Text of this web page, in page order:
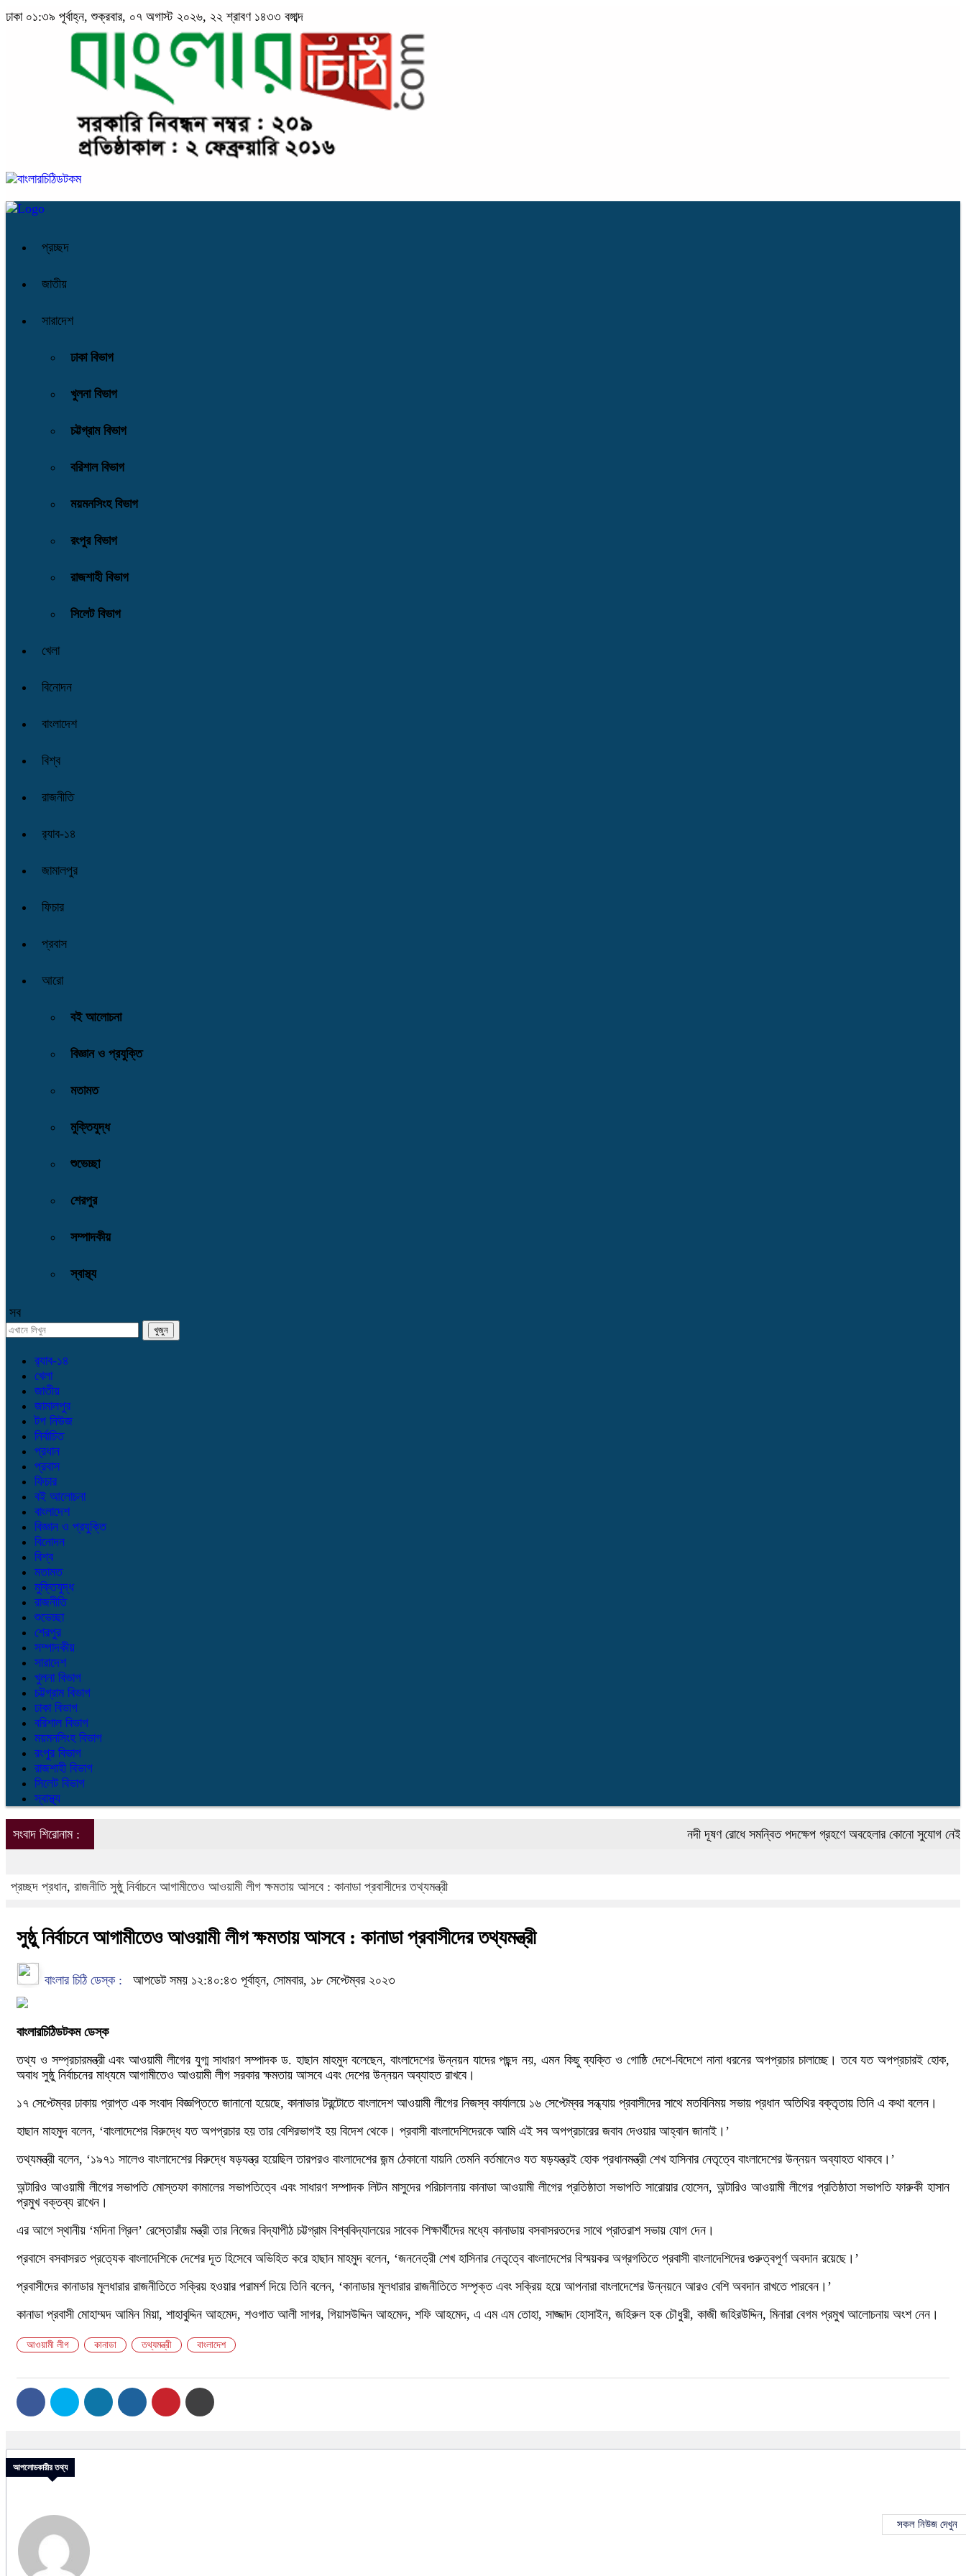
ঢাকা ০১:৩৯ পূর্বাহ্ন, শুক্রবার, ০৭ অগাস্ট ২০২৬, ২২ শ্রাবণ ১৪৩৩ বঙ্গাব্দ
প্রচ্ছদ
জাতীয়
সারাদেশ
ঢাকা বিভাগ
খুলনা বিভাগ
চট্টগ্রাম বিভাগ
বরিশাল বিভাগ
ময়মনসিংহ বিভাগ
রংপুর বিভাগ
রাজশাহী বিভাগ
সিলেট বিভাগ
খেলা
বিনোদন
বাংলাদেশ
বিশ্ব
রাজনীতি
র‌্যাব-১৪
জামালপুর
ফিচার
প্রবাস
আরো
বই আলোচনা
বিজ্ঞান ও প্রযুক্তি
মতামত
মুক্তিযুদ্ধ
শুভেচ্ছা
শেরপুর
সম্পাদকীয়
স্বাস্থ্য
সব
র‌্যাব-১৪
খেলা
জাতীয়
জামালপুর
টপ নিউজ
নির্বাচিত
প্রধান
প্রবাস
ফিচার
বই আলোচনা
বাংলাদেশ
বিজ্ঞান ও প্রযুক্তি
বিনোদন
বিশ্ব
মতামত
মুক্তিযুদ্ধ
রাজনীতি
শুভেচ্ছা
শেরপুর
সম্পাদকীয়
সারাদেশ
খুলনা বিভাগ
চট্টগ্রাম বিভাগ
ঢাকা বিভাগ
বরিশাল বিভাগ
ময়মনসিংহ বিভাগ
রংপুর বিভাগ
রাজশাহী বিভাগ
সিলেট বিভাগ
স্বাস্থ্য
সংবাদ শিরোনাম : নদী দূষণ রোধে সমন্বিত পদক্ষেপ গ্রহণে অবহেলার কোনো সুযোগ নেই :
প্রচ্ছদ প্রধান, রাজনীতি সুষ্ঠু নির্বাচনে আগামীতেও আওয়ামী লীগ ক্ষমতায় আসবে : কানাডা প্রবাসীদের তথ্যমন্ত্রী
সুষ্ঠু নির্বাচনে আগামীতেও আওয়ামী লীগ ক্ষমতায় আসবে : কানাডা প্রবাসীদের তথ্যমন্ত্রী
বাংলার চিঠি ডেস্ক : আপডেট সময় ১২:৪০:৪৩ পূর্বাহ্ন, সোমবার, ১৮ সেপ্টেম্বর ২০২৩
বাংলারচিঠিডটকম ডেস্ক
তথ্য ও সম্প্রচারমন্ত্রী এবং আওয়ামী লীগের যুগ্ম সাধারণ সম্পাদক ড. হাছান মাহমুদ বলেছেন, বাংলাদেশের উন্নয়ন যাদের পছন্দ নয়, এমন কিছু ব্যক্তি ও গোষ্ঠি দেশে-বিদেশে নানা ধরনের অপপ্রচার চালাচ্ছে। তবে যত অপপ্রচারই হোক,
অবাধ সুষ্ঠু নির্বাচনের মাধ্যমে আগামীতেও আওয়ামী লীগ সরকার ক্ষমতায় আসবে এবং দেশের উন্নয়ন অব্যাহত রাখবে।
১৭ সেপ্টেম্বর ঢাকায় প্রাপ্ত এক সংবাদ বিজ্ঞপ্তিতে জানানো হয়েছে, কানাডার টরন্টোতে বাংলাদেশ আওয়ামী লীগের নিজস্ব কার্যালয়ে ১৬ সেপ্টেম্বর সন্ধ্যায় প্রবাসীদের সাথে মতবিনিময় সভায় প্রধান অতিথির বক্তৃতায় তিনি এ কথা বলেন।
হাছান মাহমুদ বলেন, ‘বাংলাদেশের বিরুদ্ধে যত অপপ্রচার হয় তার বেশিরভাগই হয় বিদেশ থেকে। প্রবাসী বাংলাদেশিদেরকে আমি এই সব অপপ্রচারের জবাব দেওয়ার আহ্বান জানাই।’
তথ্যমন্ত্রী বলেন, ‘১৯৭১ সালেও বাংলাদেশের বিরুদ্ধে ষড়যন্ত্র হয়েছিল তারপরও বাংলাদেশের জন্ম ঠেকানো যায়নি তেমনি বর্তমানেও যত ষড়যন্ত্রই হোক প্রধানমন্ত্রী শেখ হাসিনার নেতৃত্বে বাংলাদেশের উন্নয়ন অব্যাহত থাকবে।’
অন্টারিও আওয়ামী লীগের সভাপতি মোস্তফা কামালের সভাপতিত্বে এবং সাধারণ সম্পাদক লিটন মাসুদের পরিচালনায় কানাডা আওয়ামী লীগের প্রতিষ্ঠাতা সভাপতি সারোয়ার হোসেন, অন্টারিও আওয়ামী লীগের প্রতিষ্ঠাতা সভাপতি ফারুকী হাসান
প্রমুখ বক্তব্য রাখেন।
এর আগে স্থানীয় ‘মদিনা গ্রিল’ রেস্তোরাঁয় মন্ত্রী তার নিজের বিদ্যাপীঠ চট্টগ্রাম বিশ্ববিদ্যালয়ের সাবেক শিক্ষার্থীদের মধ্যে কানাডায় বসবাসরতদের সাথে প্রাতরাশ সভায় যোগ দেন।
প্রবাসে বসবাসরত প্রত্যেক বাংলাদেশিকে দেশের দূত হিসেবে অভিহিত করে হাছান মাহমুদ বলেন, ‘জননেত্রী শেখ হাসিনার নেতৃত্বে বাংলাদেশের বিস্ময়কর অগ্রগতিতে প্রবাসী বাংলাদেশিদের গুরুত্বপূর্ণ অবদান রয়েছে।’
প্রবাসীদের কানাডার মূলধারার রাজনীতিতে সক্রিয় হওয়ার পরামর্শ দিয়ে তিনি বলেন, ‘কানাডার মূলধারার রাজনীতিতে সম্পৃক্ত এবং সক্রিয় হয়ে আপনারা বাংলাদেশের উন্নয়নে আরও বেশি অবদান রাখতে পারবেন।’
কানাডা প্রবাসী মোহাম্মদ আমিন মিয়া, শাহাবুদ্দিন আহমেদ, শওগাত আলী সাগর, গিয়াসউদ্দিন আহমেদ, শফি আহমেদ, এ এম এম তোহা, সাজ্জাদ হোসাইন, জহিরুল হক চৌধুরী, কাজী জহিরউদ্দিন, মিনারা বেগম প্রমুখ আলোচনায় অংশ নেন।
আওয়ামী লীগ কানাডা তথ্যমন্ত্রী বাংলাদেশ
আপলোডকারীর তথ্য
সকল নিউজ দেখুন